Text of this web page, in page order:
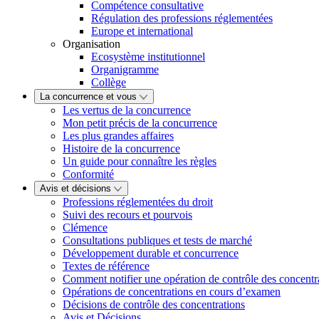
Compétence consultative
Régulation des professions réglementées
Europe et international
Organisation
Ecosystème institutionnel
Organigramme
Collège
La concurrence et vous
Les vertus de la concurrence
Mon petit précis de la concurrence
Les plus grandes affaires
Histoire de la concurrence
Un guide pour connaître les règles
Conformité
Avis et décisions
Professions réglementées du droit
Suivi des recours et pourvois
Clémence
Consultations publiques et tests de marché
Développement durable et concurrence
Textes de référence
Comment notifier une opération de contrôle des
Opérations de concentrations en cours d’examen
Décisions de contrôle des concentrations